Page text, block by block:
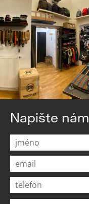
Napište nám